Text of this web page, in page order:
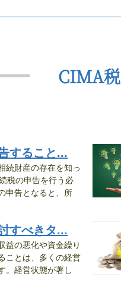
CIMA
すること...
続財産の存在を知っ
税の申告を行う必
申告となると、所
すべきタ...
益の悪化や資金繰り
ことは、多くの経営
。経営状態が著し